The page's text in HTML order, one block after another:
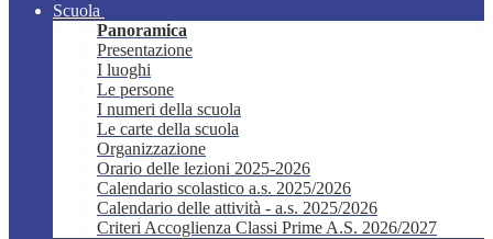
Scuola
Panoramica
Presentazione
I luoghi
Le persone
I numeri della scuola
Le carte della scuola
Organizzazione
Orario delle lezioni 2025-2026
Calendario scolastico a.s. 2025/2026
Calendario delle attività - a.s. 2025/2026
Criteri Accoglienza Classi Prime A.S. 2026/2027